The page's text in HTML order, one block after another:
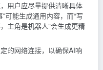
用户应尽量提供清晰具体
可能生成通用内容，而“写
主角是机器人”会生成更精
的网络连接，以确保AI响